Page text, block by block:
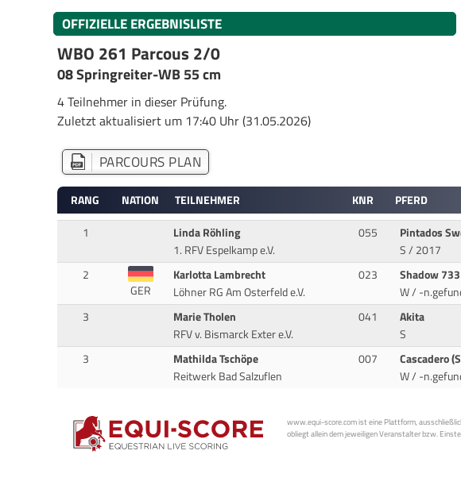
OFFIZIELLE ERGEBNISLISTE
WBO 261 Parcous 2/0
08 Springreiter-WB 55 cm
4 Teilnehmer in dieser Prüfung.
Zuletzt aktualisiert um 17:40 Uhr (31.05.2026)
PARCOURS PLAN
RANG NATION TEILNEHMER KNR PFERD
1
Linda Röhling
1. RFV Espelkamp e.V.
055
Pintados
S / 2017
2
GER
Karlotta Lambrecht
Löhner RG Am Osterfeld e.V.
023
Shadow 733
W / -
3
Marie Tholen
RFV v. Bismarck Exter e.V.
041
Akita
S
3
Mathilda Tschöpe
Reitwerk Bad Salzuflen
007
Cascadero
W / -
www.equi-score.com ist eine Plattform,
obliegt allein dem jeweiligen Veranstalter bzw.